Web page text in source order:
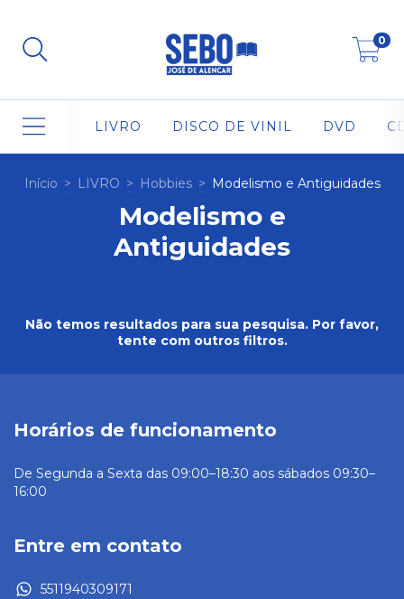
0
LIVRO DISCO DE VINIL DVD
Início > LIVRO > Hobbies > Modelismo e Antiguidades
Modelismo e
Antiguidades
Não temos resultados para sua pesquisa. Por favor,
tente com outros filtros.
Horários de funcionamento
De Segunda a Sexta das 09:00–18:30 aos sábados 09:30–
16:00
Entre em contato
5511940309171